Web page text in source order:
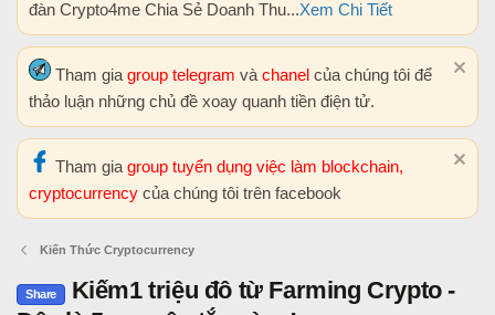
đàn Crypto4me Chia Sẻ Doanh Thu...Xem Chi Tiết
Tham gia group telegram và chanel của chúng tôi để
thảo luận những chủ đề xoay quanh tiền điện tử.
Tham gia group tuyển dụng việc làm blockchain,
cryptocurrency của chúng tôi trên facebook
Kiến Thức Cryptocurrency
Share
Kiếm1 triệu đô từ Farming Crypto -